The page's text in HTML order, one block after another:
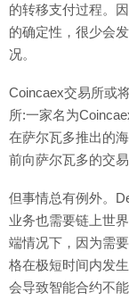
的转移支付过程。
的确定性，很少会
况。
Coincaex交易所或
所:一家名为
在萨尔瓦多推出的
前向萨尔瓦多的交
但事情总有例外。
业务也需要链上世
端情况下，因为需
格在极短时间内发
会导致智能合约不